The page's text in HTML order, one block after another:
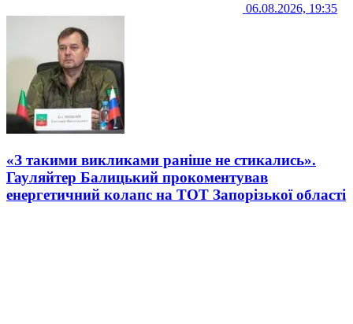
06.08.2026, 19:35
«З такими викликами раніше не стикались».
Гауляйтер Балицький прокоментував
енергетичний колапс на ТОТ Запорізької області